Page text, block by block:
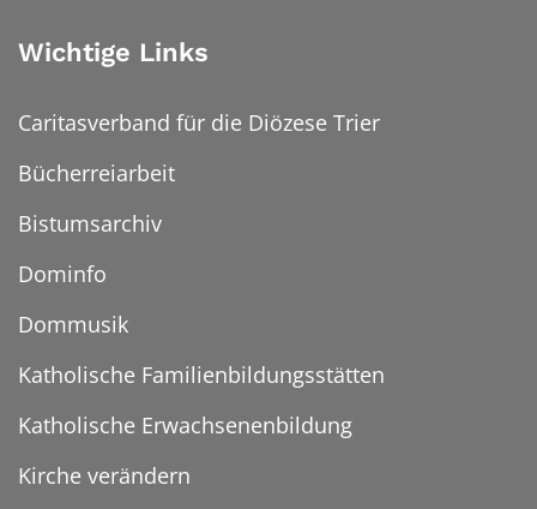
Wichtige Links
Caritasverband für die Diözese Trier
Bücherreiarbeit
Bistumsarchiv
Dominfo
Dommusik
Katholische Familienbildungsstätten
Katholische Erwachsenenbildung
Kirche verändern